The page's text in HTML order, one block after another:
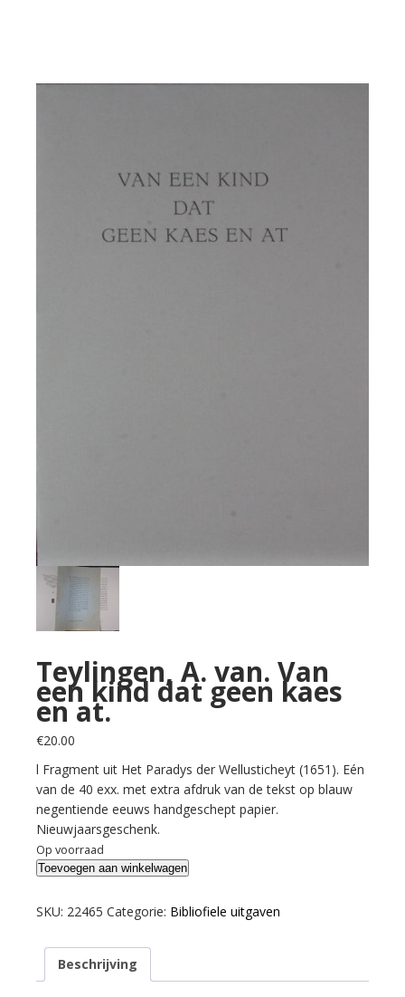
Teylingen, A. van. Van
een kind dat geen kaes
en at.
€20.00
l Fragment uit Het Paradys der Wellusticheyt (1651). Eén
van de 40 exx. met extra afdruk van de tekst op blauw
negentiende eeuws handgeschept papier.
Nieuwjaarsgeschenk.
Op voorraad
Teylingen,
van.
een
dat
Toevoegen aan winkelwagen
SKU: 22465 Categorie: Bibliofiele uitgaven
Beschrijving